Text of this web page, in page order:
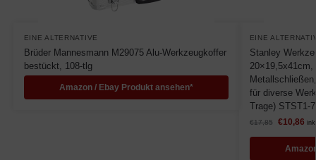
EINE ALTERNATIVE
Brüder Mannesmann M29075 Alu-Werkzeugkoffer
bestückt, 108-tlg
Amazon / Ebay Produkt ansehen*
EINE
Stanley
für diverse
Trage) STST1-
€17,85 €10,86